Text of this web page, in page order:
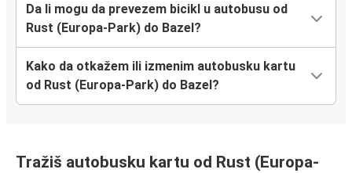
Da li mogu da prevezem bicikl u autobusu od
Rust (Europa-Park) do Bazel?
Kako da otkažem ili izmenim autobusku kartu
od Rust (Europa-Park) do Bazel?
Tražiš autobusku kartu od Rust (Europa-